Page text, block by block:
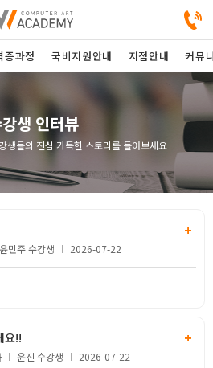
증과정 국비지원안내 지점안내 커뮤
생 인터뷰
생들의 진심 가득한 스토리를 들어보세요
윤민주 2026-07-22
+
요!!
윤진 2026-07-22
+